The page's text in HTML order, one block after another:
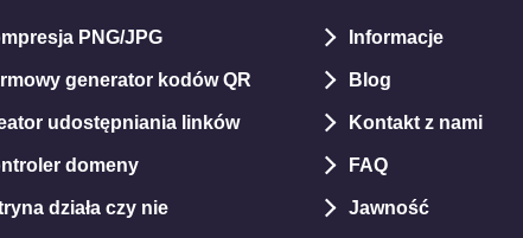
PNG/JPG
generator kodów QR
udostępniania linków
domeny
działa czy nie
Informacje
Blog
Kontakt z nami
FAQ
Jawność